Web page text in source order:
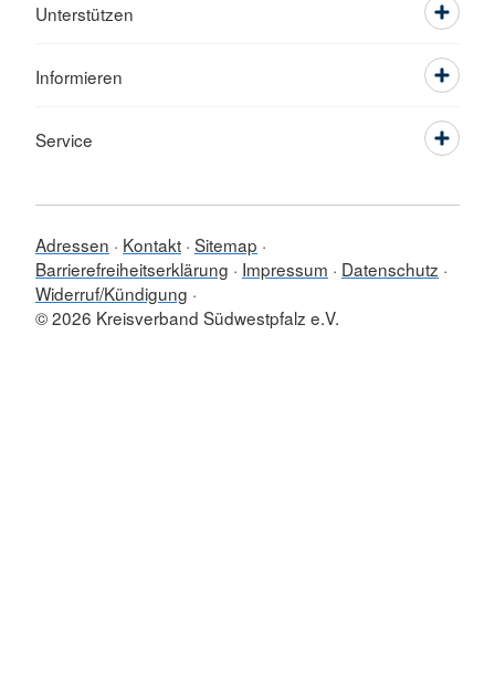
Unterstützen
Informieren
Service
Adressen Kontakt Sitemap
Barrierefreiheitserklärung
Impressum
Datenschutz
Widerruf/Kündigung
© 2026 Kreisverband Südwestpfalz e.V.